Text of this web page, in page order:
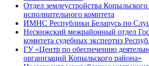
Отдел землеустройства
исполнительного комитета
ИМНС Республики Беларусь по
Несвижский межрайонный отдел
комитета судебных экспертиз
ГУ «Центр по обеспечению
организаций Копыльского района»